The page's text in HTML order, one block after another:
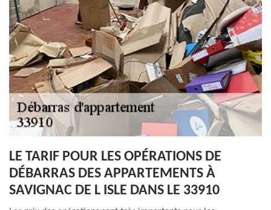
LE TARIF POUR LES OPÉRATIONS DE
DÉBARRAS DES APPARTEMENTS À
SAVIGNAC DE L ISLE DANS LE 33910